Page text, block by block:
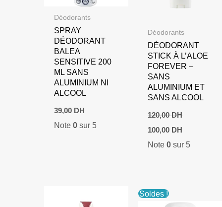
Déodorants
SPRAY
DÉODORANT
BALEA
SENSITIVE 200
ML SANS
ALUMINIUM NI
ALCOOL
39,00 DH
Note 0sur 5
Déodorants
DÉODORANT
STICK À L’ALOE
FOREVER –
SANS
ALUMINIUM ET
SANS ALCOOL
120,00DH
Le
prix
initial
100,00 DH
actuel
Note0 sur 5
Soldes !